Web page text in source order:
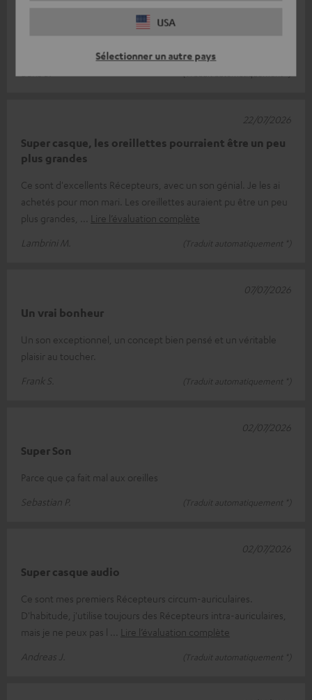
USA
Sélectionner un autre pays
C'est un bon casque, j'aimerais juste pouvoir régler les
paramètres avec encore plus de précision. Pour pouvoir ajuster
Super casque, les oreillettes pourraient être un peu
plus grandes
Ce sont d'excellents Récepteurs, avec un son génial. Je les ai
achetés pour mon mari. Les oreillettes auraient pu être un peu
plus grandes,
Lire l’évaluation complète
Lambrini M.
(Traduit automatiquement *)
22/07/2026
Un vrai bonheur
Un son exceptionnel, un concept bien pensé et un véritable
plaisir au toucher.
Frank S.
(Traduit automatiquement *)
07/07/2026
Super Son
Parce que ça fait mal aux oreilles
Sebastian P.
(Traduit automatiquement *)
02/07/2026
Super casque audio
Ce sont mes premiers Récepteurs circum-auriculaires.
D'habitude, j'utilise toujours des Récepteurs intra-auriculaires,
mais je ne peux pas l
Lire l’évaluation complète
Andreas J.
(Traduit automatiquement *)
02/07/2026